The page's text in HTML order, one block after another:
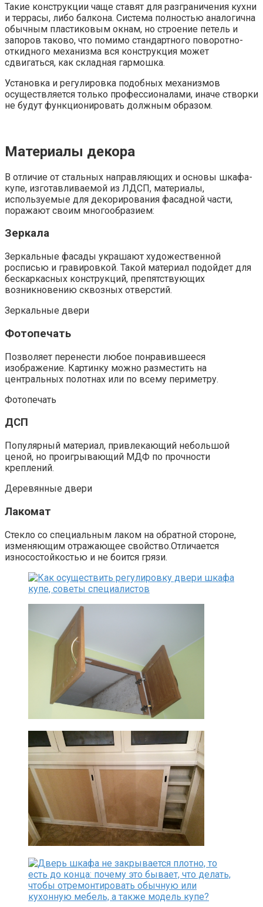
Такие конструкции чаще ставят для разграничения кухни
и террасы, либо балкона. Система полностью аналогична
обычным пластиковым окнам, но строение петель и
запоров таково, что помимо стандартного поворотно-
откидного механизма вся конструкция может
сдвигаться, как складная гармошка.
Установка и регулировка подобных механизмов
осуществляется только профессионалами, иначе створки
не будут функционировать должным образом.
Материалы декора
В отличие от стальных направляющих и основы шкафа-
купе, изготавливаемой из ЛДСП, материалы,
используемые для декорирования фасадной части,
поражают своим многообразием:
Зеркала
Зеркальные фасады украшают художественной
росписью и гравировкой. Такой материал подойдет для
бескаркасных конструкций, препятствующих
возникновению сквозных отверстий.
Зеркальные двери
Фотопечать
Позволяет перенести любое понравившееся
изображение. Картинку можно разместить на
центральных полотнах или по всему периметру.
Фотопечать
ДСП
Популярный материал, привлекающий небольшой
ценой, но проигрывающий МДФ по прочности
креплений.
Деревянные двери
Лакомат
Стекло со специальным лаком на обратной стороне,
изменяющим отражающее свойство.Отличается
износостойкостью и не боится грязи.